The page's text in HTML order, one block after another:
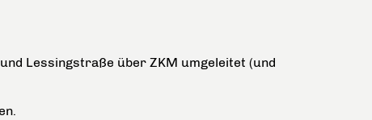
Lessingstraße über ZKM umgeleitet (und